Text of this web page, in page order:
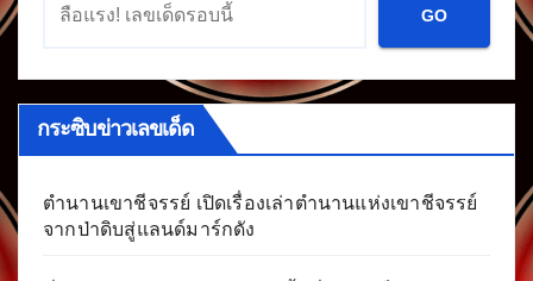
GO
กระซิบข่าวเลขเด็ด
ตำนานเขาชีจรรย์ เปิดเรื่องเล่าตำนานแห่งเขาชีจรรย์
จากป่าดิบสู่แลนด์มาร์กดัง